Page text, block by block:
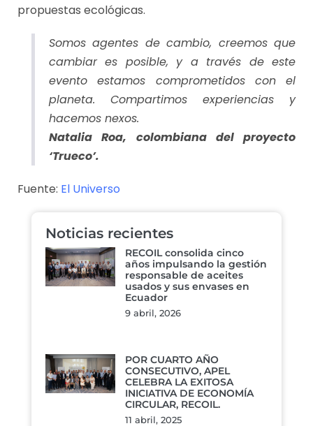
propuestas ecológicas.
Somos agentes de cambio, creemos que
cambiar es posible, y a través de este
evento estamos comprometidos con el
planeta. Compartimos experiencias y
hacemos nexos.
Natalia Roa, colombiana del proyecto
‘Trueco’.
Fuente: El Universo
Noticias recientes
RECOIL consolida cinco
años impulsando la gestión
responsable de aceites
usados y sus envases en
Ecuador
9 abril, 2026
POR CUARTO AÑO
CONSECUTIVO, APEL
CELEBRA LA EXITOSA
INICIATIVA DE ECONOMÍA
CIRCULAR, RECOIL.
11 abril, 2025